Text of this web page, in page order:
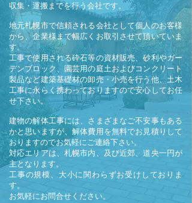
収集・運搬までを行う会社です。
地元札幌市で信頼される会社として個人のお客様
から、企業様まで幅広くお取引させて頂いていま
す。
工事で使用される砕石等の資材販売、砂利やガー
デンブロック、園芸用の庭土およびコンクリート
製品など建築基礎材の卸売・小売を行う他、土木
工事に永らく携わっておりますので安心してお任
せ下さい。
建物の解体工事には、さまざまなご不安事もある
かと思いますが、解体費用を無料でお見積りして
おりますのでお気軽にご連絡下さい。
対応エリアは、札幌市内、及び近郊、道央一円が
主となります。
工事の規模、大小に関わらずお受けしておりま
す。
お気軽にお問合せください。